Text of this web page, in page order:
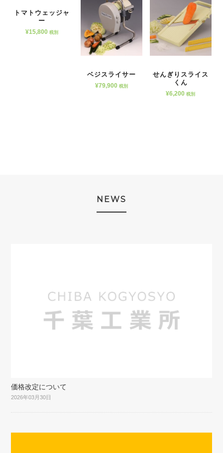
トマトウェッジャ
ー
¥15,800 税別
ベジスライサー
¥79,900 税別
せんぎりスライス
くん
¥6,200 税別
NEWS
価格改定について
2026年03月30日